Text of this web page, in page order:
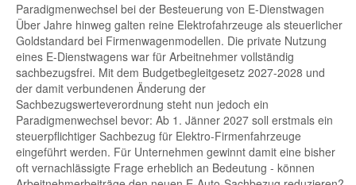
Paradigmenwechsel bei der Besteuerung von E-Dienstwagen
Über Jahre hinweg galten reine Elektrofahrzeuge als steuerlicher
Goldstandard bei Firmenwagenmodellen. Die private Nutzung
eines E-Dienstwagens war für Arbeitnehmer vollständig
sachbezugsfrei. Mit dem Budgetbegleitgesetz 2027-2028 und
der damit verbundenen Änderung der
Sachbezugswerteverordnung steht nun jedoch ein
Paradigmenwechsel bevor: Ab 1. Jänner 2027 soll erstmals ein
steuerpflichtiger Sachbezug für Elektro-Firmenfahrzeuge
eingeführt werden. Für Unternehmen gewinnt damit eine bisher
oft vernachlässigte Frage erheblich an Bedeutung - können